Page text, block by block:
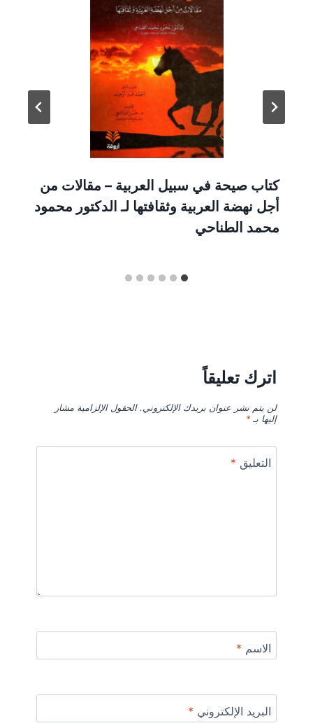
كتاب صيحة في سبيل العربية – مقالات من
أجل نهضة العربية وثقافتها لـ الدكتور محمود
محمد الطناحي
اترك تعليقاً
لن يتم نشر عنوان بريدك الإلكتروني. الحقول الإلزامية مشار
إليها بـ*
التعليق *
الاسم *
البريد الإلكتروني *